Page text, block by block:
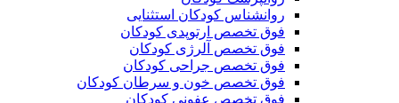
روانشناس کودکان استثنایی
فوق تخصص ارتوپدی کودکان
فوق تخصص آلرژی کودکان
فوق تخصص جراحی کودکان
فوق تخصص خون و سرطان کودکان
فوق تخصص عفونی کودکان